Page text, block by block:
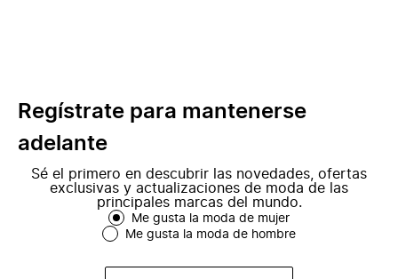
Regístrate para mantenerse
adelante
Sé el primero en descubrir las novedades, ofertas
exclusivas y actualizaciones de moda de las
principales marcas del mundo.
Me gusta la moda de mujer
Me gusta la moda de hombre